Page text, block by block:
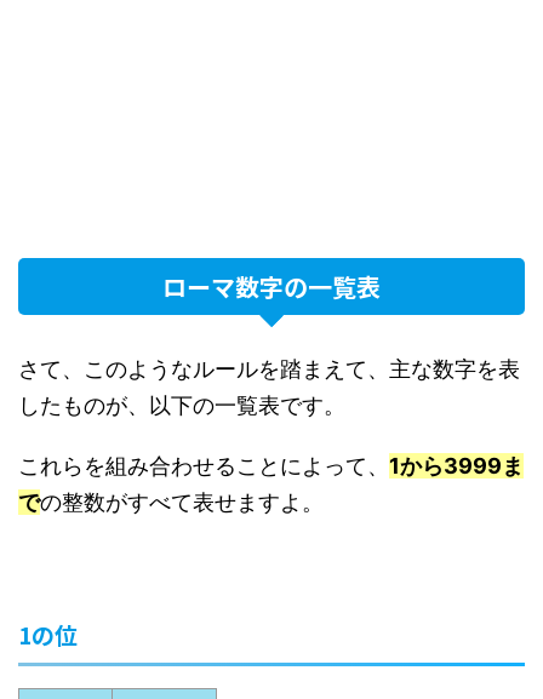
ローマ数字の一覧表
さて、このようなルールを踏まえて、主な数字を表
したものが、以下の一覧表です。
これらを組み合わせることによって、 1から3999ま
での整数がすべて表せますよ。
1の位